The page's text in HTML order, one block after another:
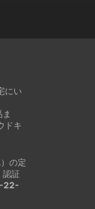
にい
ドキ
の定
認証
22-